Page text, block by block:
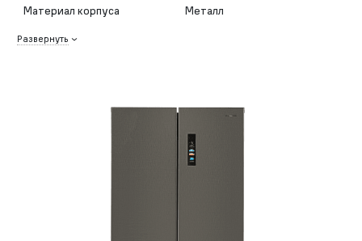
Материал корпуса Металл
Развернуть